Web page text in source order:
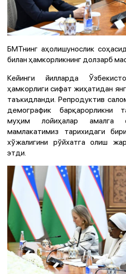
БМТнинг аҳолишунослик
билан ҳамкорликнинг долзарб
Кейинги йилларда
ҳамкорлиги сифат жиҳатидан
таъкидланди. Репродуктив
демографик барқарорликни
муҳим лойиҳалар амалга
мамлакатимиз тарихидаги
хўжалигини рўйхатга олиш
этди.